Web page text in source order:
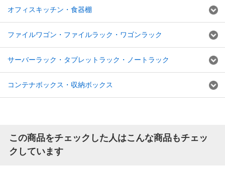
オフィスキッチン・食器棚
ファイルワゴン・ファイルラック・ワゴンラック
サーバーラック・タブレットラック・ノートラック
コンテナボックス・収納ボックス
この商品をチェックした人はこんな商品もチェッ
クしています